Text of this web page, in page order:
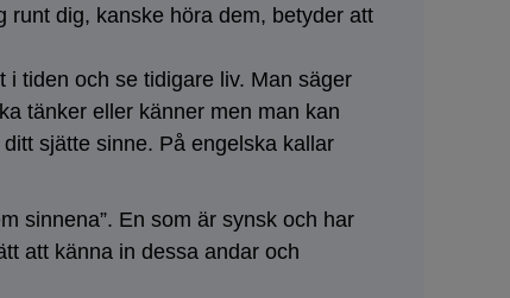
runt dig, kanske höra dem, betyder att
tiden och se tidigare liv. Man säger
tänker eller känner men man kan
sjätte sinne. På engelska kallar
sinnena”. En som är synsk och har
att känna in dessa andar och